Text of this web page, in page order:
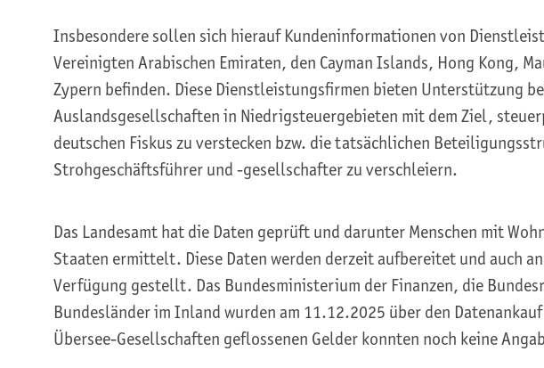
Insbesondere sollen sich hierauf Kundeninformationen von
Vereinigten Arabischen Emiraten, den Cayman Islands, Hong Kong,
Zypern befinden. Diese Dienstleistungsfirmen bieten Unterstützung
Auslandsgesellschaften in Niedrigsteuergebieten mit dem Ziel,
deutschen Fiskus zu verstecken bzw. die tatsächlichen
Strohgeschäftsführer und -gesellschafter zu verschleiern.
Das Landesamt hat die Daten geprüft und darunter Menschen mit
Staaten ermittelt. Diese Daten werden derzeit aufbereitet und auch
Verfügung gestellt. Das Bundesministerium der Finanzen, die
Bundesländer im Inland wurden am 11.12.2025 über den
Übersee-Gesellschaften geflossenen Gelder konnten noch keine